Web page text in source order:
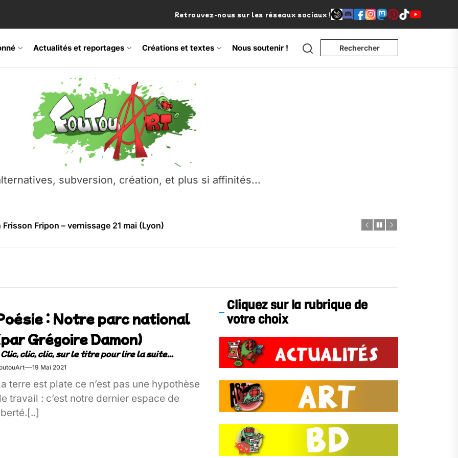
Retrouvez-nous sur les réseaux sociaux !
Actualités et reportages Créations et textes Nous soutenir ! Search Rechercher
subversion, création, et plus si affinités...
Frisson Fripon – vernissage 21 mai (Lyon)
Festival – Samedi 18 juillet (Vaulx-en-Velin)
– Ŝtono, un livre réalisé par Michaël Moretti & Pierre Lacôte
contre l’A412 à l’Établi (Haute-Savoie)
Fripon – vernissage 21 mai (Lyon)
Festival – Samedi 18 juillet (Vaulx-en-Velin)
: Notre parc national
Grégoire Damon)
19 Mai 2021
terre est plate ce n’est pas une hypothèse
travail : c’est notre dernier espace de
Cliquez sur la rubrique de
votre choix